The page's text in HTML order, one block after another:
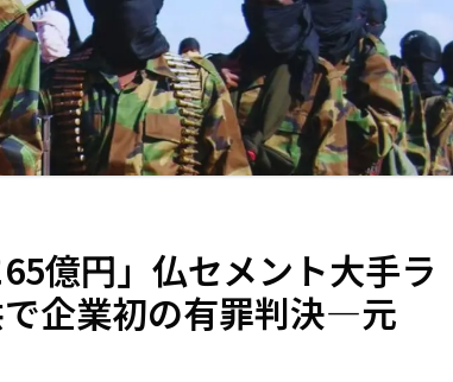
億円」仏セメント大手ラ
企業初の有罪判決―元